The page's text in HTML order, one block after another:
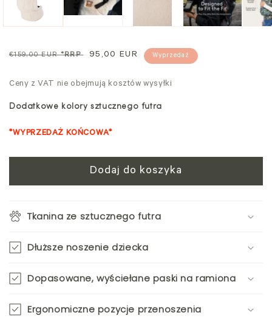
Cena
€159,00 EUR*RRP
Cena
95,00 EUR Wyprzedaż
Ceny z VAT nie obejmują kosztów wysyłki
Dodatkowe kolory sztucznego futra
*WYPRZEDAŻ KOŃCOWA*
Dodaj do koszyka
Tkanina ze sztucznego futra
Dłuższe noszenie dziecka
Dopasowane, wyściełane paski na ramiona
Ergonomiczne pozycje przenoszenia